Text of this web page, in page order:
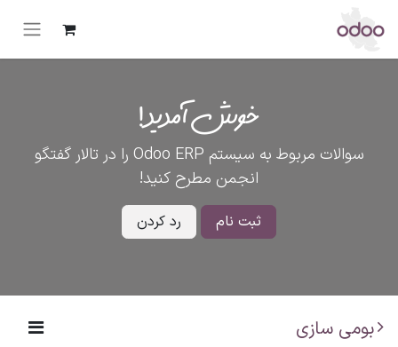
خوش آمدید!
سوالات مربوط به سیستم Odoo ERP را در تالار گفتگو
انجمن مطرح کنید!
ثبت نام رد کردن
بومی سازی